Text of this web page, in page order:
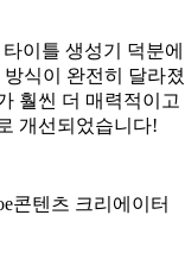
이틀 생성기 덕분
방식이 완전히 달라
훨씬 더 매력적이고
개선되었습니다!
콘텐츠 크리에이터